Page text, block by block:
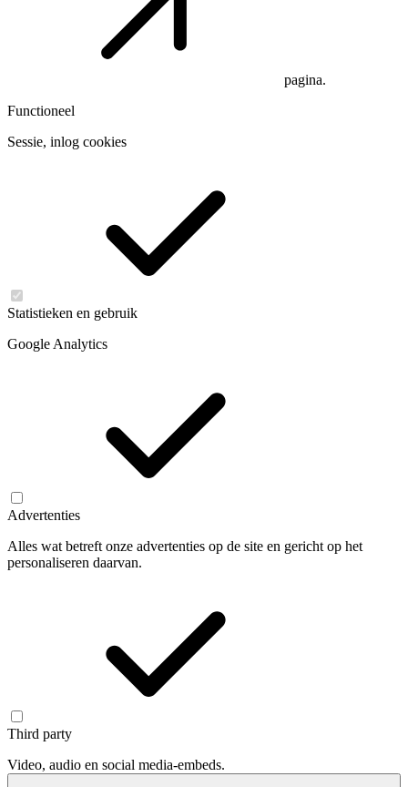
pagina.
Functioneel
Sessie, inlog cookies
Statistieken en gebruik
Google Analytics
Advertenties
Alles wat betreft onze advertenties op de site en gericht op het
personaliseren daarvan.
Third party
Video, audio en social media-embeds.